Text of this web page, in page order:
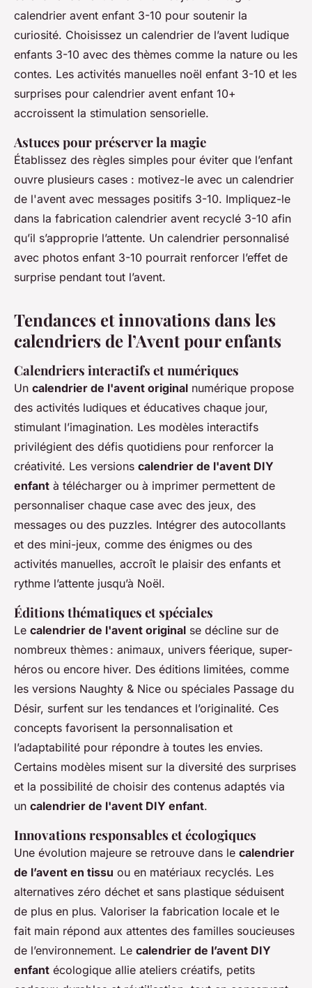
calendrier avent enfant 3-10 pour soutenir la
curiosité. Choisissez un calendrier de l’avent ludique
enfants 3-10 avec des thèmes comme la nature ou les
contes. Les activités manuelles noël enfant 3-10 et les
surprises pour calendrier avent enfant 10+
accroissent la stimulation sensorielle.
Astuces pour préserver la magie
Établissez des règles simples pour éviter que l’enfant
ouvre plusieurs cases : motivez-le avec un calendrier
de l'avent avec messages positifs 3-10. Impliquez-le
dans la fabrication calendrier avent recyclé 3-10 afin
qu’il s’approprie l’attente. Un calendrier personnalisé
avec photos enfant 3-10 pourrait renforcer l’effet de
surprise pendant tout l’avent.
Tendances et innovations dans les
calendriers de l’Avent pour enfants
Calendriers interactifs et numériques
Un calendrier de l'avent original numérique propose
des activités ludiques et éducatives chaque jour,
stimulant l’imagination. Les modèles interactifs
privilégient des défis quotidiens pour renforcer la
créativité. Les versions calendrier de l'avent DIY
enfant à télécharger ou à imprimer permettent de
personnaliser chaque case avec des jeux, des
messages ou des puzzles. Intégrer des autocollants
et des mini-jeux, comme des énigmes ou des
activités manuelles, accroît le plaisir des enfants et
rythme l’attente jusqu’à Noël.
Éditions thématiques et spéciales
Le calendrier de l'avent original se décline sur de
nombreux thèmes : animaux, univers féerique, super-
héros ou encore hiver. Des éditions limitées, comme
les versions Naughty & Nice ou spéciales Passage du
Désir, surfent sur les tendances et l’originalité. Ces
concepts favorisent la personnalisation et
l’adaptabilité pour répondre à toutes les envies.
Certains modèles misent sur la diversité des surprises
et la possibilité de choisir des contenus adaptés via
un calendrier de l'avent DIY enfant.
Innovations responsables et écologiques
Une évolution majeure se retrouve dans le calendrier
de l’avent en tissu ou en matériaux recyclés. Les
alternatives zéro déchet et sans plastique séduisent
de plus en plus. Valoriser la fabrication locale et le
fait main répond aux attentes des familles soucieuses
de l’environnement. Le calendrier de l’avent DIY
enfant écologique allie ateliers créatifs, petits